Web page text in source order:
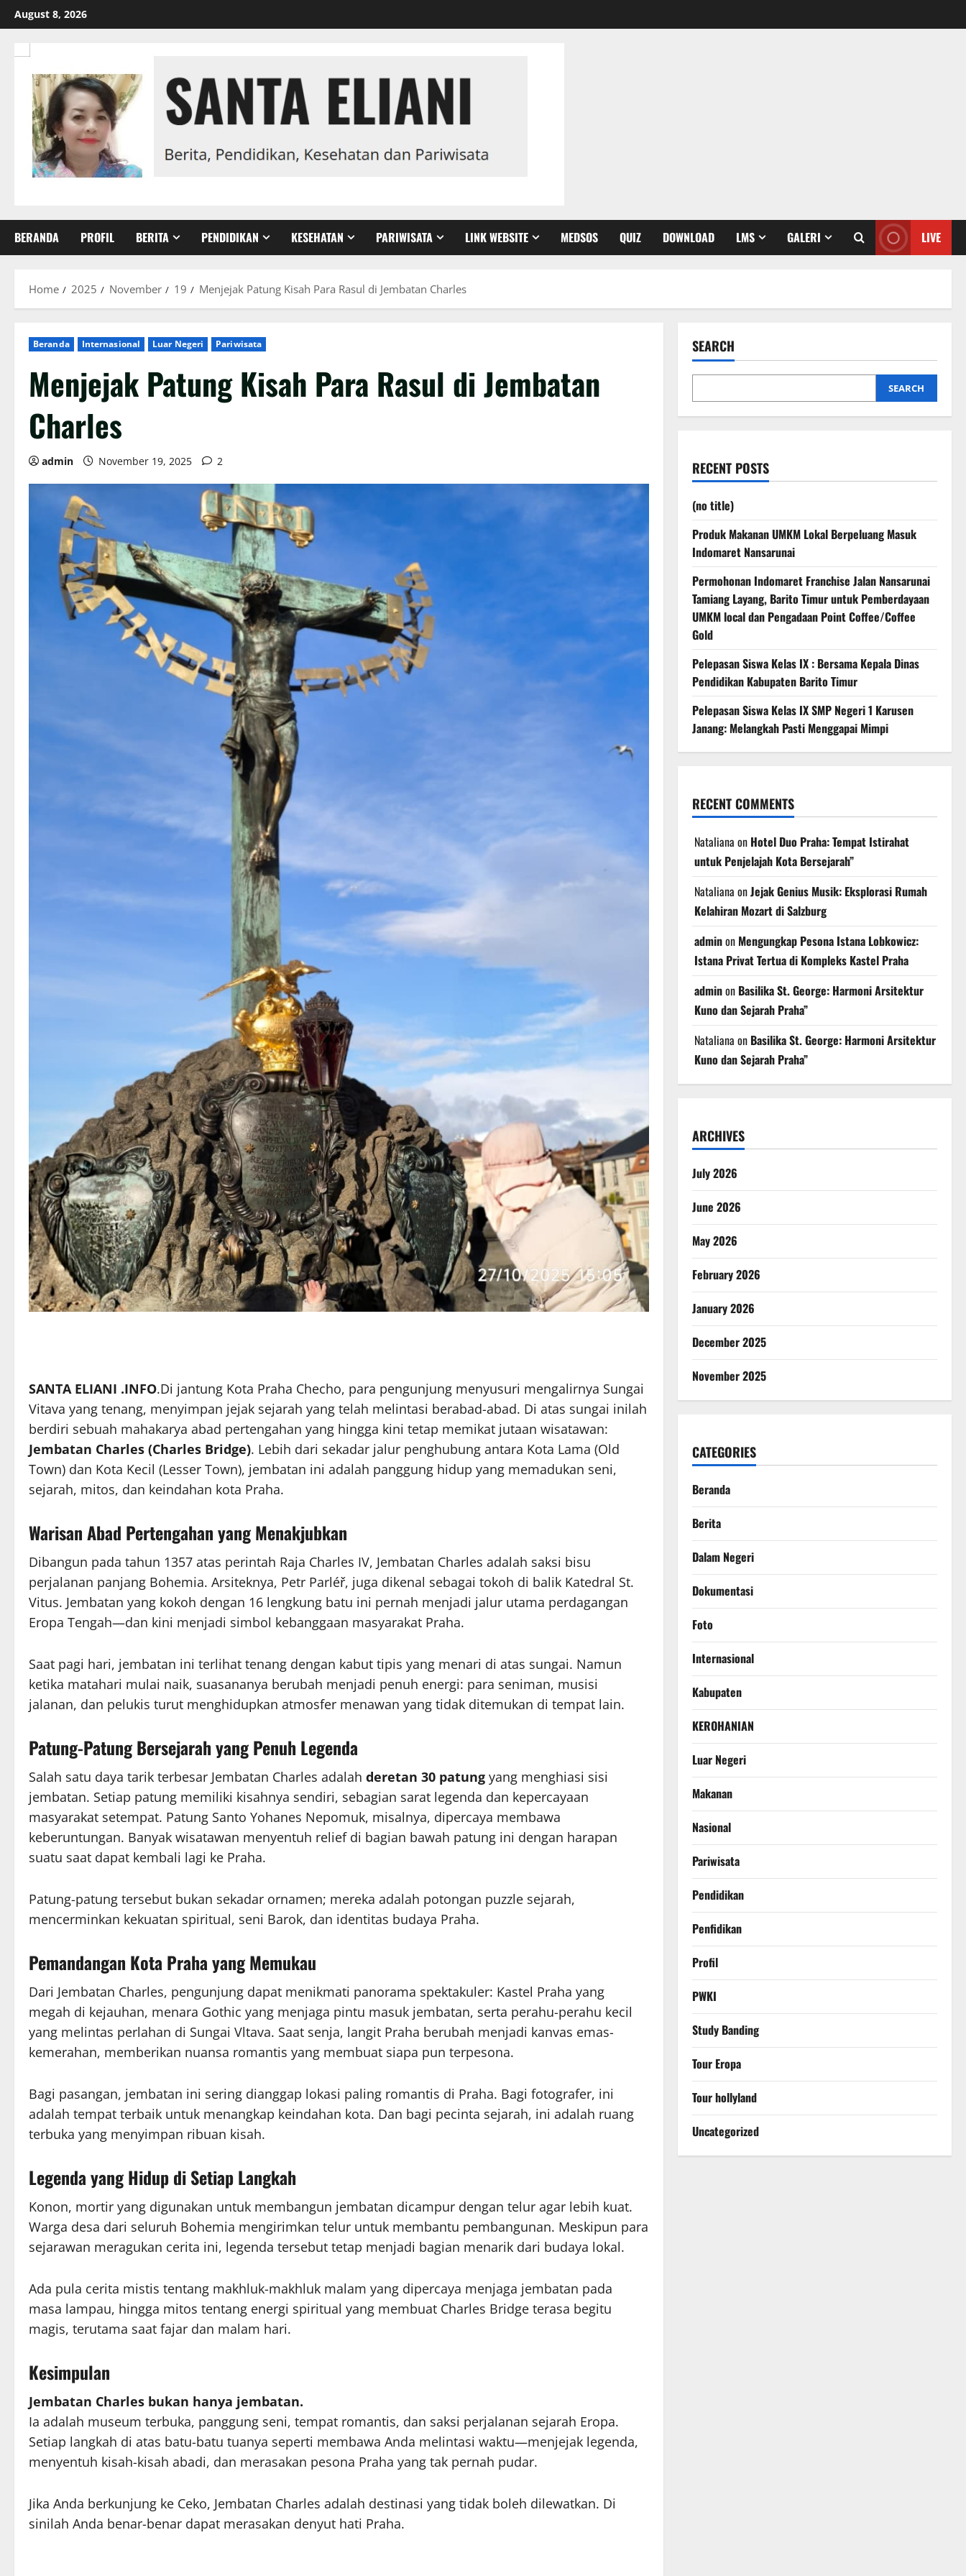
Skip
to
content
August 8, 2026
BERANDA PROFIL BERITA PENDIDIKAN KESEHATAN PARIWISATA LINK WEBSITE MEDSOS QUIZ DOWNLOAD LMS GALERI LIVE
Home 2025 November 19 Menjejak Patung Kisah Para Rasul di Jembatan Charles
Beranda Internasional Luar Negeri Pariwisata
Menjejak Patung Kisah Para Rasul di Jembatan
Charles
admin November 19, 2025 2
SANTA ELIANI .INFO.Di jantung Kota Praha Checho, para pengunjung menyusuri mengalirnya Sungai
Vitava yang tenang, menyimpan jejak sejarah yang telah melintasi berabad-abad. Di atas sungai inilah
berdiri sebuah mahakarya abad pertengahan yang hingga kini tetap memikat jutaan wisatawan:
Jembatan Charles (Charles Bridge). Lebih dari sekadar jalur penghubung antara Kota Lama (Old
Town) dan Kota Kecil (Lesser Town), jembatan ini adalah panggung hidup yang memadukan seni,
sejarah, mitos, dan keindahan kota Praha.
Warisan Abad Pertengahan yang Menakjubkan
Dibangun pada tahun 1357 atas perintah Raja Charles IV, Jembatan Charles adalah saksi bisu
perjalanan panjang Bohemia. Arsiteknya, Petr Parléř, juga dikenal sebagai tokoh di balik Katedral St.
Vitus. Jembatan yang kokoh dengan 16 lengkung batu ini pernah menjadi jalur utama perdagangan
Eropa Tengah—dan kini menjadi simbol kebanggaan masyarakat Praha.
Saat pagi hari, jembatan ini terlihat tenang dengan kabut tipis yang menari di atas sungai. Namun
ketika matahari mulai naik, suasananya berubah menjadi penuh energi: para seniman, musisi
jalanan, dan pelukis turut menghidupkan atmosfer menawan yang tidak ditemukan di tempat lain.
Patung-Patung Bersejarah yang Penuh Legenda
Salah satu daya tarik terbesar Jembatan Charles adalah deretan 30 patung yang menghiasi sisi
jembatan. Setiap patung memiliki kisahnya sendiri, sebagian sarat legenda dan kepercayaan
masyarakat setempat. Patung Santo Yohanes Nepomuk, misalnya, dipercaya membawa
keberuntungan. Banyak wisatawan menyentuh relief di bagian bawah patung ini dengan harapan
suatu saat dapat kembali lagi ke Praha.
Patung-patung tersebut bukan sekadar ornamen; mereka adalah potongan puzzle sejarah,
mencerminkan kekuatan spiritual, seni Barok, dan identitas budaya Praha.
Pemandangan Kota Praha yang Memukau
Dari Jembatan Charles, pengunjung dapat menikmati panorama spektakuler: Kastel Praha yang
megah di kejauhan, menara Gothic yang menjaga pintu masuk jembatan, serta perahu-perahu kecil
yang melintas perlahan di Sungai Vltava. Saat senja, langit Praha berubah menjadi kanvas emas-
kemerahan, memberikan nuansa romantis yang membuat siapa pun terpesona.
Bagi pasangan, jembatan ini sering dianggap lokasi paling romantis di Praha. Bagi fotografer, ini
adalah tempat terbaik untuk menangkap keindahan kota. Dan bagi pecinta sejarah, ini adalah ruang
terbuka yang menyimpan ribuan kisah.
Legenda yang Hidup di Setiap Langkah
Konon, mortir yang digunakan untuk membangun jembatan dicampur dengan telur agar lebih kuat.
Warga desa dari seluruh Bohemia mengirimkan telur untuk membantu pembangunan. Meskipun para
sejarawan meragukan cerita ini, legenda tersebut tetap menjadi bagian menarik dari budaya lokal.
Ada pula cerita mistis tentang makhluk-makhluk malam yang dipercaya menjaga jembatan pada
masa lampau, hingga mitos tentang energi spiritual yang membuat Charles Bridge terasa begitu
magis, terutama saat fajar dan malam hari.
Kesimpulan
Jembatan Charles bukan hanya jembatan.
Ia adalah museum terbuka, panggung seni, tempat romantis, dan saksi perjalanan sejarah Eropa.
Setiap langkah di atas batu-batu tuanya seperti membawa Anda melintasi waktu—menjejak legenda,
menyentuh kisah-kisah abadi, dan merasakan pesona Praha yang tak pernah pudar.
Jika Anda berkunjung ke Ceko, Jembatan Charles adalah destinasi yang tidak boleh dilewatkan. Di
sinilah Anda benar-benar dapat merasakan denyut hati Praha.
SEARCH
SEARCH
RECENT POSTS
(no title)
Produk Makanan UMKM Lokal Berpeluang Masuk
Indomaret Nansarunai
Permohonan Indomaret Franchise Jalan Nansarunai
Tamiang Layang, Barito Timur untuk Pemberdayaan
UMKM local dan Pengadaan Point Coffee/Coffee
Gold
Pelepasan Siswa Kelas IX : Bersama Kepala Dinas
Pendidikan Kabupaten Barito Timur
Pelepasan Siswa Kelas IX SMP Negeri 1 Karusen
Janang: Melangkah Pasti Menggapai Mimpi
RECENT COMMENTS
Nataliana on Hotel Duo Praha: Tempat Istirahat
untuk Penjelajah Kota Bersejarah”
Nataliana onJejak Genius Musik: Eksplorasi Rumah
Kelahiran Mozart di Salzburg
adminon Mengungkap Pesona Istana Lobkowicz:
Istana Privat Tertua di Kompleks Kastel Praha
adminon Basilika St. George: Harmoni Arsitektur
Kuno dan Sejarah Praha”
Nataliana on Basilika St. George: Harmoni Arsitektur
Kuno dan Sejarah Praha”
ARCHIVES
July 2026
June 2026
May 2026
February 2026
January 2026
December 2025
November 2025
CATEGORIES
Beranda
Berita
Dalam Negeri
Dokumentasi
Foto
Internasional
Kabupaten
KEROHANIAN
Luar Negeri
Makanan
Nasional
Pariwisata
Pendidikan
Penfidikan
Profil
PWKI
Study Banding
Tour Eropa
Tour hollyland
Uncategorized